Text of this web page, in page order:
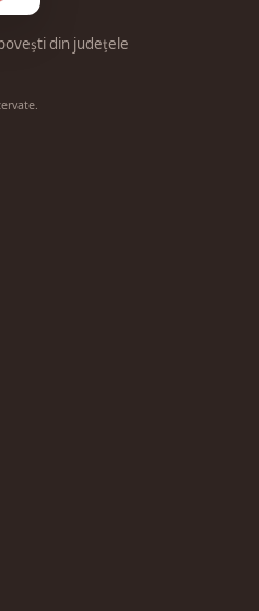
din județele